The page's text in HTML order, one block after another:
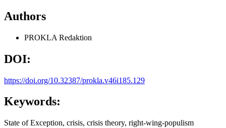
Authors
PROKLA Redaktion
DOI:
https://doi.org/10.32387/prokla.v46i185.129
Keywords:
State of Exception, crisis, crisis theory, right-wing-populism